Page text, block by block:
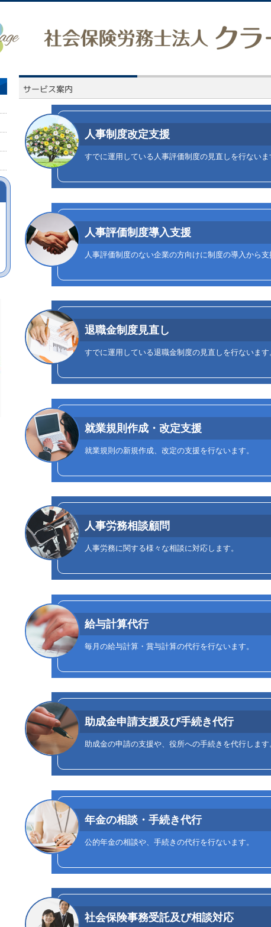
人事制度改定支援
すでに運用している人事評価制度の見直しを行ないま
人事評価制度導入支援
人事評価制度のない企業の方向けに制度の導入から支
退職金制度見直し
すでに運用している退職金制度の見直しを行ないます
就業規則作成・改定支援
就業規則の新規作成、改定の支援を行ないます。
人事労務相談顧問
人事労務に関する様々な相談に対応します。
給与計算代行
毎月の給与計算・賞与計算の代行を行ないます。
助成金申請支援及び手続き代行
助成金の申請の支援や、役所への手続きを代行します
年金の相談・手続き代行
公的年金の相談や、手続きの代行を行ないます。
社会保険事務受託及び相談対応